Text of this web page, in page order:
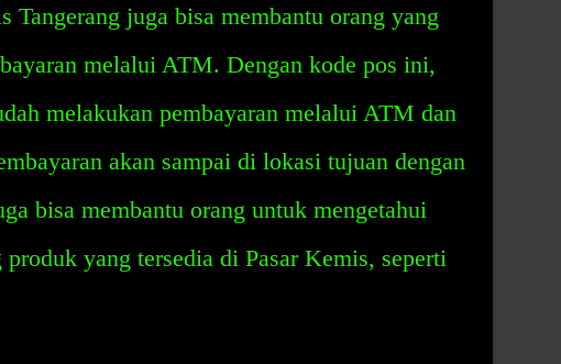
Tangerang juga bisa membantu orang yang
melalui ATM. Dengan kode pos ini,
melakukan pembayaran melalui ATM dan
akan sampai di lokasi tujuan dengan
bisa membantu orang untuk mengetahui
yang tersedia di Pasar Kemis, seperti